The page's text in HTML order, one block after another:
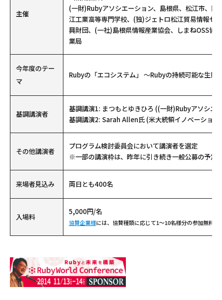
主催
(一財)Rubyアソシエーション、島根県、松江市、国
江工業高等専門学校、(独)ジェトロ松江貿易情報セ
興財団、(一社)島根県情報産業協会、しまねOSS協
業局
今年度のテー
マ
Rubyの「エコシステム」 ～Rubyの持続可能な生態
基調講演者
基調講演1: まつもとゆきひろ ((一財)Rubyアソシエ
基調講演2: Sarah Allen氏 (米大統領イノベーション
その他講演者
プログラム検討委員会において講演者を選定
※一部の講演枠は、昨年に引き続き一般公募の予定
来場者見込み 両日とも400名
入場料
5,000円/名
協賛企業様には、協賛種類に応じて1〜10名様分の参加無料